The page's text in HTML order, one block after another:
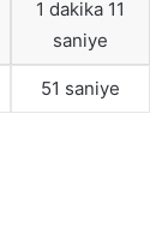
1 dakika 11
saniye
51 saniye